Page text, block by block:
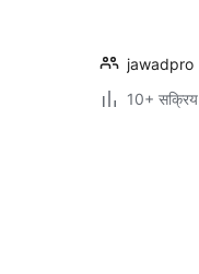
jawadpro
10+